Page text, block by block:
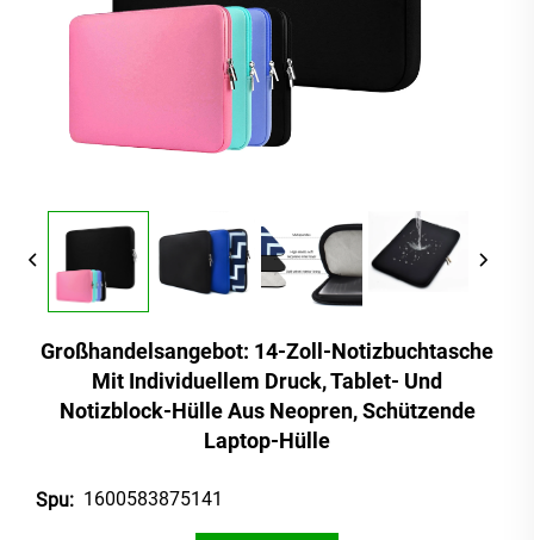
Großhandelsangebot: 14-Zoll-Notizbuchtasche
Mit Individuellem Druck, Tablet- Und
Notizblock-Hülle Aus Neopren, Schützende
Laptop-Hülle
Spu: 1600583875141